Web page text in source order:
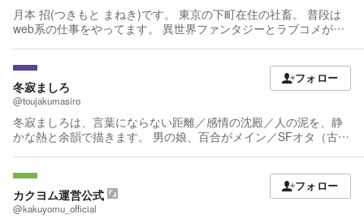
月本 招(つきもと まねき)です。 東京の下町在住の社畜。 普段は
web系の仕事をやってます。 異世界ファンタジーとラブコメが好
けたらありがたいです。あと、近況ノートなどへのコメントも大
歓迎です(,,>᎑<,,) 一応コレクションも作ってみたので、ここでざ
っくり紹介します。 ――― ★中～長編【割と長文作品】 →５万
字以上の作品。一番読んで欲しい作品だったりしますが、特に
「聖魔のギルガメス」はかなりの長編になってきたので、他の短
編などをお読みいただき、作風などを気に入っていただけました
らぜひに(｡>ㅅ<)✩⡱ ★短編【２万字以内の作品】 月本(作者)の作
風が見える作品たちです。文字数も少なめですので、初めて自分
の作品を読んでいただく場合はこちらのいずれかを読んでいただ
くとよろしいかと思います(*^-^*) ★短編【私小説～カクヨムコン8
冬寂ましろ
@toujakumasiro
冬寂ましろは、言葉にならない距離／感情の沈殿／人の泥を、静
かな熱と余韻で描きます。 男の娘、百合がメイン／SFオタ（古
ます。 ■初めての方はこちら： カクヨム公式自主企画「百合小
説」 みかみてれん賞 選出 『銀河逃避行百合！』
https://kakuyomu.jp/features/16817330668949856527 ■ほか実績:
フォロー
カクヨム運営公式
@kakuyomu_official
フォロー